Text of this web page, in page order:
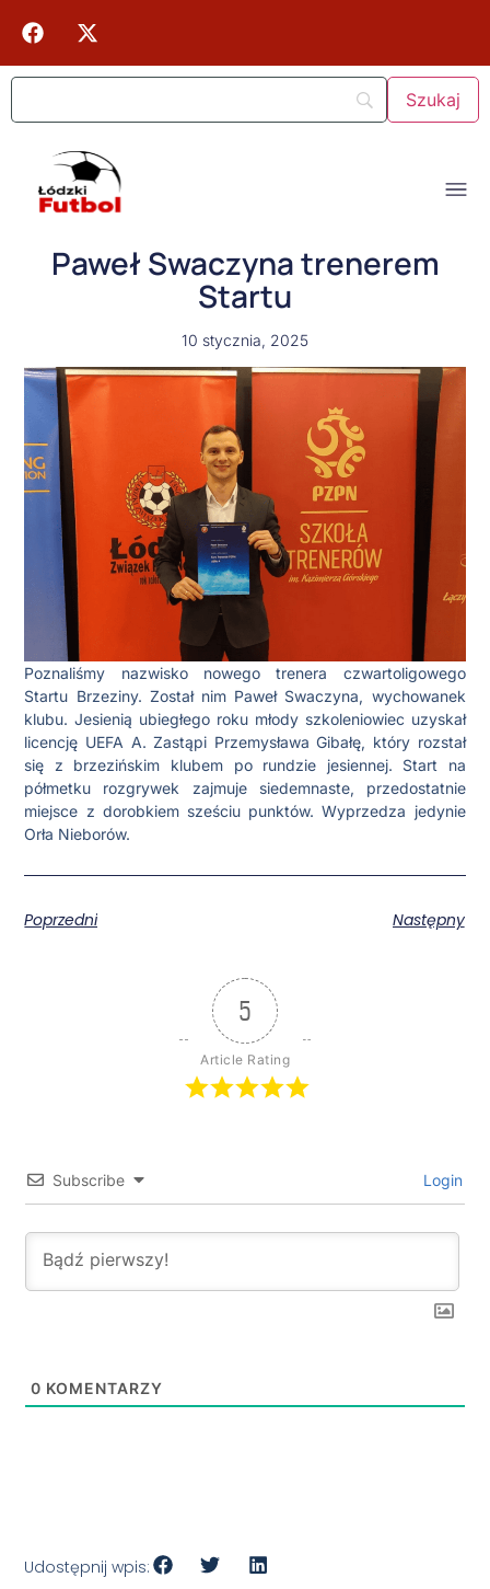
Paweł Swaczyna trenerem
Startu
10 stycznia, 2025
Poznaliśmy nazwisko nowego trenera czwartoligowego
Startu Brzeziny. Został nim Paweł Swaczyna, wychowanek
klubu. Jesienią ubiegłego roku młody szkoleniowiec uzyskał
licencję UEFA A. Zastąpi Przemysława Gibałę, który rozstał
się z brzezińskim klubem po rundzie jesiennej. Start na
półmetku rozgrywek zajmuje siedemnaste, przedostatnie
miejsce z dorobkiem sześciu punktów. Wyprzedza jedynie
Orła Nieborów.
Poprzedni Następny
5
Article Rating
Subscribe Login
0 KOMENTARZY
Udostępnij wpis: